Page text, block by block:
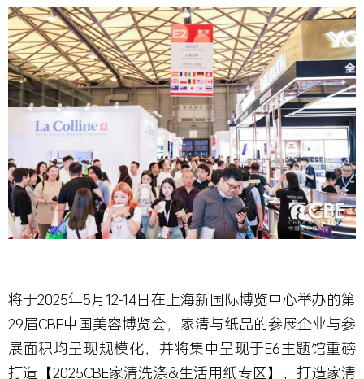
将于2025年5月12-14日在上海新国际博览中心举办的第
29届CBE中国美容博览会，家清与纸品的参展企业与参
展面积均呈现规模化，并将集中呈现于E6主题馆重磅
打造【2025CBE家清洗涤&生活用纸专区】，打造家清